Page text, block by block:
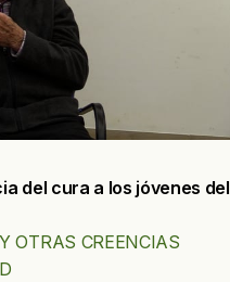
del cura a los jóvenes del
OTRAS CREENCIAS